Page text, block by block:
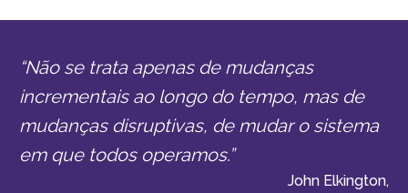
“Não se trata apenas de mudanças
incrementais ao longo do tempo, mas de
mudanças disruptivas, de mudar o sistema
em que todos operamos.”
John Elkington,